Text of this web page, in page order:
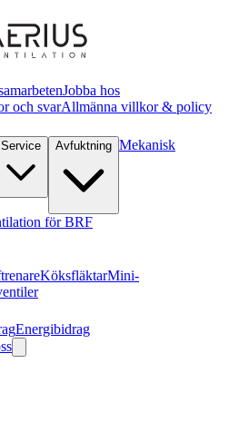
Jobba hos
och svarAllmänna villkor & policy
Service Avfuktning Mekanisk
för BRF
KöksfläktarMini-
Energibidrag